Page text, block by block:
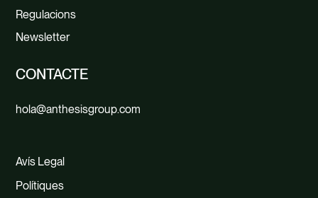
Regulacions
Newsletter
CONTACTE
hola@anthesisgroup.com
Avís Legal
Polítiques